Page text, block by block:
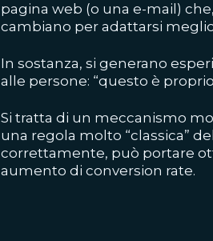
pagina web (o una e-mail)
cambiano per adattarsi
In sostanza, si generano
alle persone: “questo è
Si tratta di un meccanismo
una regola molto “classica”
correttamente, può portare
aumento di conversion rate.